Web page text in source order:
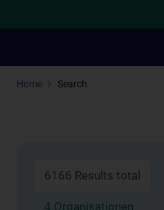
Home Search
6166 Results total
4 Organisationen